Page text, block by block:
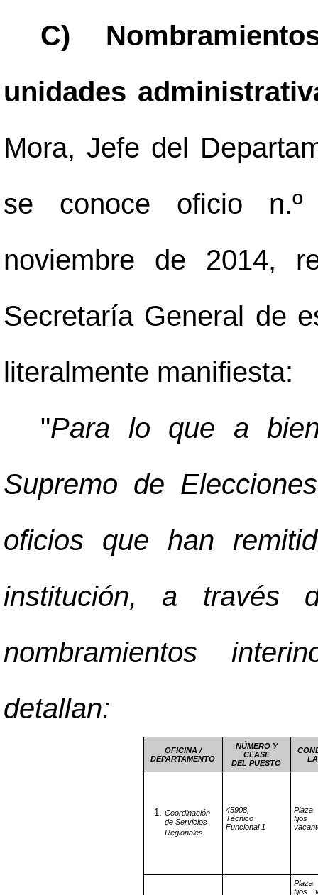
C)
unidades
Mora, Jefe del
se conoce oficio
noviembre de 2014,
Secretaría General de
literalmente manifiesta:
"Para lo que a
Supremo de
oficios que han
institución, a través
nombramientos
detallan:
OFICINA /
DEPARTAMENTO
NÚMERO Y
CLASE
DEL PUESTO
Coordinación
de Servicios
Regionales
45908,
Técnico
Funcional 1
fijos
fijos